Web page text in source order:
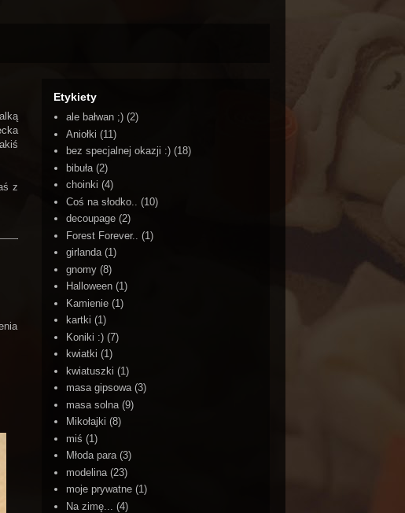
z
Etykiety
ale bałwan ;) (2)
Aniołki (11)
bez specjalnej okazji :) (18)
bibuła (2)
choinki (4)
Coś na słodko..
(10)
decoupage (2)
Forest Forever..
(1)
girlanda (1)
gnomy (8)
Halloween (1)
Kamienie (1)
kartki (1)
Koniki :) (7)
kwiatki (1)
kwiatuszki (1)
masa gipsowa (3)
masa solna (9)
Mikołajki (8)
miś (1)
Młoda para (3)
modelina (23)
moje prywatne (1)
Na zimę...
(4)